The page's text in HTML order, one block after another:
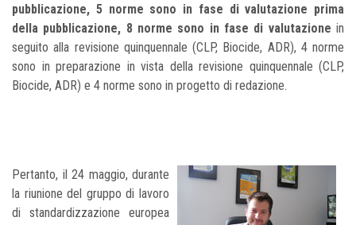
pubblicazione, 5 norme sono in fase di valutazione prima
della pubblicazione, 8 norme sono in fase di valutazione in
seguito alla revisione quinquennale (CLP, Biocide, ADR), 4 norme
sono in preparazione in vista della revisione quinquennale (CLP,
Biocide, ADR) e 4 norme sono in progetto di redazione.
Pertanto, il 24 maggio, durante
la riunione del gruppo di lavoro
di standardizzazione europea